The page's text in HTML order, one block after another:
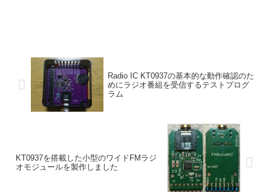
Radio IC KT0937の基本的な動作確認のた
めにラジオ番組を受信するテストプログ
ラム
KT0937を搭載した小型のワイドFMラジ
オモジュールを製作しました